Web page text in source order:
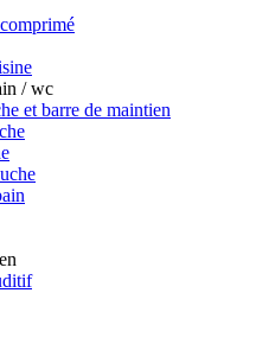
/ wc
et barre de maintien